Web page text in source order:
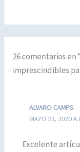
26 comentarios en
imprescindibles
ALVARO CAMPS
MAYO 23, 2020 A
Excelente